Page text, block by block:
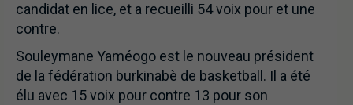
candidat en lice, et a recueilli 54 voix pour et une
contre.
Souleymane Yaméogo est le nouveau président
de la fédération burkinabè de basketball. Il a été
élu avec 15 voix pour contre 13 pour son